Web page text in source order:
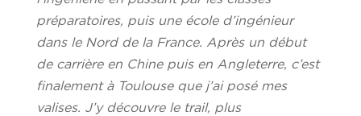
préparatoires, puis une école d’ingénieur
dans le Nord de la France. Après un début
de carrière en Chine puis en Angleterre, c’est
finalement à Toulouse que j’ai posé mes
valises. J’y découvre le trail, plus